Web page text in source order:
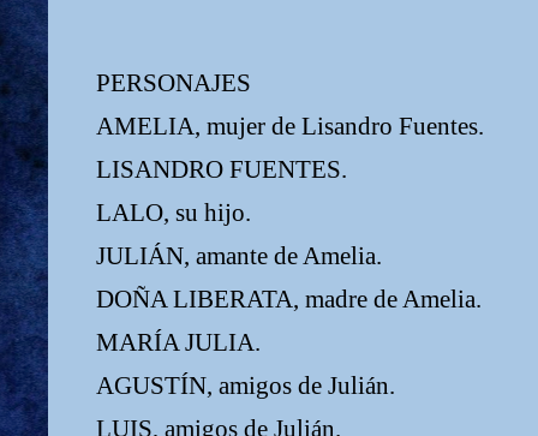
PERSONAJES
AMELIA, mujer de Lisandro Fuentes.
LISANDRO FUENTES.
LALO, su hijo.
JULIÁN, amante de Amelia.
DOÑA LIBERATA, madre de Amelia.
MARÍA JULIA.
AGUSTÍN, amigos de Julián.
LUIS, amigos de Julián.